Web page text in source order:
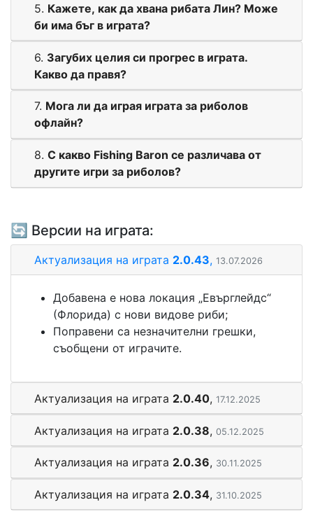
5. Кажете, как да хвана рибата Лин? Може
би има бъг в играта?
6. Загубих целия си прогрес в играта.
Какво да правя?
7. Мога ли да играя играта за риболов
офлайн?
8. С какво Fishing Baron се различава от
другите игри за риболов?
🔄 Версии на играта:
Актуализация на играта 2.0.43, 13.07.2026
Добавена е нова локация „Евърглейдс“
(Флорида) с нови видове риби;
Поправени са незначителни грешки,
съобщени от играчите.
Актуализация на играта 2.0.40, 17.12.2025
Актуализация на играта 2.0.38, 05.12.2025
Актуализация на играта 2.0.36, 30.11.2025
Актуализация на играта 2.0.34, 31.10.2025